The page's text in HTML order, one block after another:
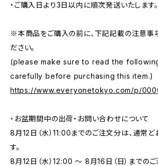
・ご購入日より3日以内に順次発送いたします
※本商品をご購入の前に、下記記載の注意事
ださい。
(please make sure to read the
carefully before purchasing this item.)
https://www.everyonetokyo.com/p/
・お盆期間中の出荷・お問い合わせについて
8月12日（水）11:00までのご注文分は、通常
す。
8月12日（水）12:00 ～ 8月16日（日）までの